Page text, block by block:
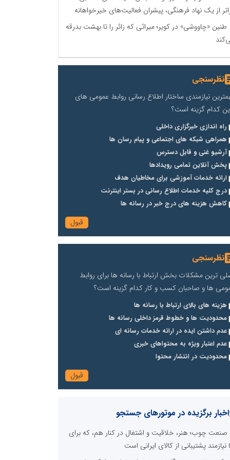
از یک نهاد فرهنگی، پیشران فعالیت‌های خیرخواهانه
طنین «چاووشی» در کویر؛ میراثی که زائر را تا بهشت بدرقه
نظرسنجی
نیازمندی ساختار اطلاع رسانی روابط عمومی های
کدام گزینه است؟
راه اندازی خبرگزاری داخلی
همراهی شبکه های اجتماعی و پیام رسان ها
آرشیو غنی و قابل دسترس
پخش آنلاین تمامی رویدادها
ارائه خدمات آموزشی برای مخاطیان هدف
درج کلیه خدمات اطلاع رسانی در بستر اینترنت
کاهش هزینه های درج خبر در رسانه ها
نظرسنجی
ترین مشکلات بخش ارتباط با رسانه ها برای روابط
ها و صاحبان کسب و کار کدام گزینه است؟
هزینه های بالای ارتباط با رسانه ها
محدودیت ها و خطوط قرمز داخلی رسانه ها
عدم داشتن ایده در ارائه خدمات رسانه ای
عدم اعتبار ویژه به محتواهای خبری
محدودیت در انتشار محتوا
اخبار برگزیده در موتورهای جستجو
صنعت چوب؛ هنر، خلاقیت و اشتغال در کنار هم، که برای
نیازمند پشتیبانی از کالای ایرانی است